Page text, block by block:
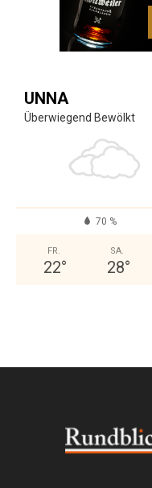
UNNA
Überwiegend Bewölkt
70 %
FR.
22°
SA.
28°